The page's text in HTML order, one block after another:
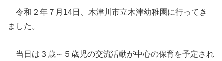
令和２年７月14日、木津川市立木津幼稚園に行ってき
ました。
当日は３歳～５歳児の交流活動が中心の保育を予定され